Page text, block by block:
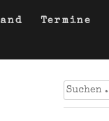
Termine
Suchen
nach: